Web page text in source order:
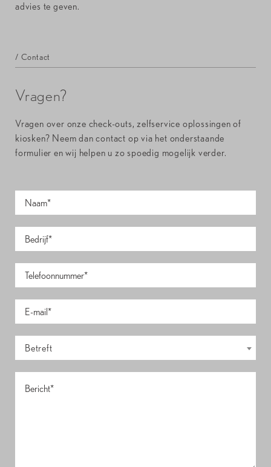
advies te geven.
/ Contact
Vragen?
Vragen over onze check-outs, zelfservice oplossingen of
kiosken? Neem dan contact op via het onderstaande
formulier en wij helpen u zo spoedig mogelijk verder.
Betreft